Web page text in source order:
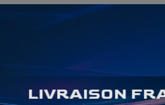
LIVRAISON